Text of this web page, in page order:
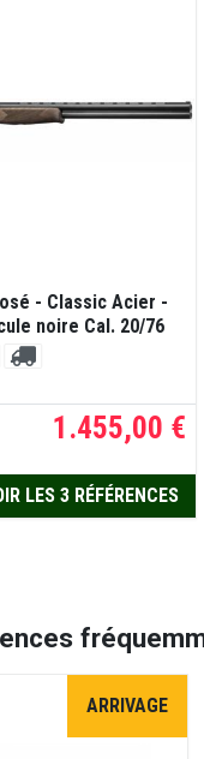
- Classic Acier -
noire Cal. 20/76
1.455,00 €
LES 3 RÉFÉRENCES
ARRIVAGE